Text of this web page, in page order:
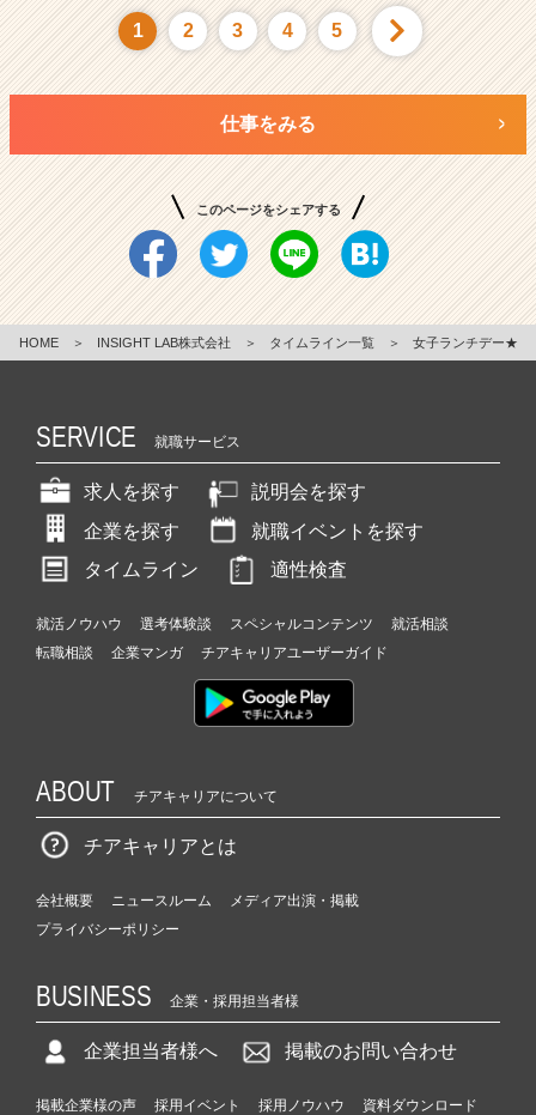
1 2 3 4 5
仕事をみる
このページをシェアする
HOME ＞ INSIGHT LAB株式会社 ＞ タイムライン一覧 ＞ 女子ランチデー★
SERVICE 就職サービス
求人を探す
説明会を探す
企業を探す
就職イベントを探す
タイムライン
適性検査
就活ノウハウ 選考体験談 スペシャルコンテンツ
就活相談
転職相談
企業マンガ チアキャリアユーザーガイド
ABOUT チアキャリアについて
チアキャリアとは
会社概要 ニュースルーム
メディア出演・掲載
プライバシーポリシー
BUSINESS 企業・採用担当者様
企業担当者様へ 掲載のお問い合わせ
掲載企業様の声 採用イベント 採用ノウハウ 資料ダウンロード